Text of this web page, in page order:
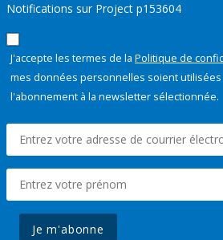
Notifications sur Project p153604
J'accepte les termes de la Politique de
mes données personnelles soient utilisées
l'abonnement à la newsletter sélectionnée.
Je m'abonne